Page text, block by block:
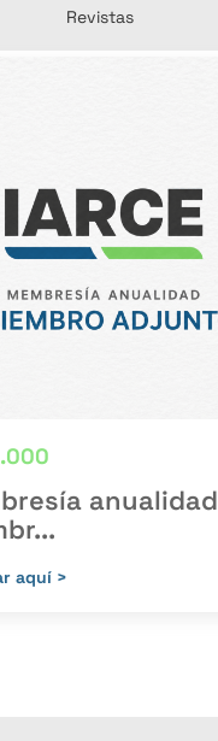
Revistas
anualidad
aquí >